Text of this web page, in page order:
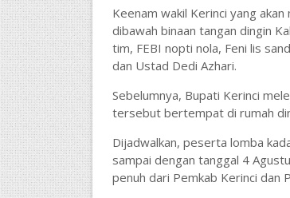
Keenam wakil Kerinci yang
dibawah binaan tangan dingin
tim, FEBI nopti nola, Feni lis
dan Ustad Dedi Azhari.
Sebelumnya, Bupati Kerinci
tersebut bertempat di rumah
Dijadwalkan, peserta lomba
sampai dengan tanggal 4
penuh dari Pemkab Kerinci dan